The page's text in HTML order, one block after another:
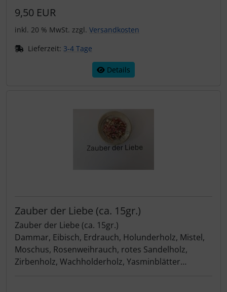
9,50 EUR
inkl. 20 % MwSt. zzgl. Versandkosten
Lieferzeit: 3-4 Tage
Details
Zauber der Liebe (ca. 15gr.)
Zauber der Liebe (ca. 15gr.)
Dammar, Eibisch, Erdrauch, Holunderholz, Mistel,
Moschus, Rosenweihrauch, rotes Sandelholz,
Zirbenholz, Wachholderholz, Yasminblätter